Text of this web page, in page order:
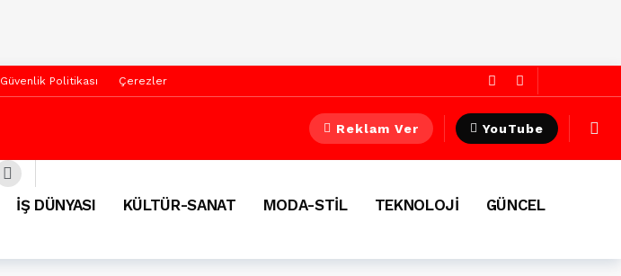
Güvenlik Politikası Çerezler
Reklam Ver YouTube
İŞ DÜNYASI KÜLTÜR-SANAT MODA-STİL TEKNOLOJİ
GÜNCEL